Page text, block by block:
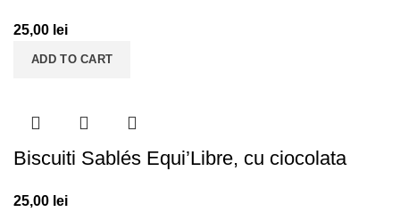
25,00 lei
ADD TO CART
Biscuiti Sablés Equi’Libre, cu ciocolata
25,00 lei